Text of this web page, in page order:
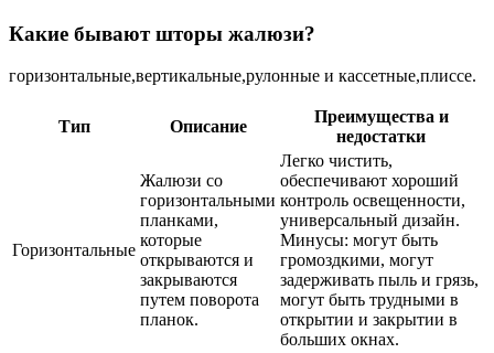
Какие бывают шторы жалюзи?
горизонтальные,вертикальные,рулонные и кассетные,плиссе.
Тип Описание
Преимущества и
недостатки
Горизонтальные
Жалюзи со
горизонтальными
планками,
которые
открываются и
закрываются
путем поворота
планок.
Легко чистить,
обеспечивают хороший
контроль освещенности,
универсальный дизайн.
Минусы: могут быть
громоздкими, могут
задерживать пыль и грязь,
могут быть трудными в
открытии и закрытии в
больших окнах.